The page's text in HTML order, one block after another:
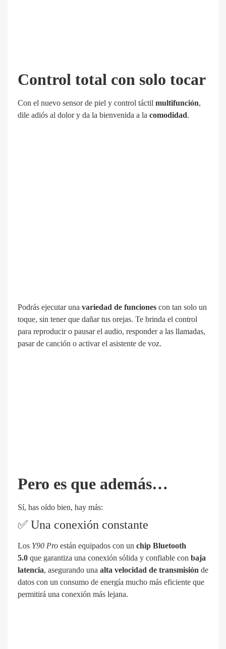
Control total con solo tocar
Con el nuevo sensor de piel y control táctil multifunción,
dile adiós al dolor y da la bienvenida a la comodidad.
Podrás ejecutar una variedad de funciones con tan solo un
toque, sin tener que dañar tus orejas. Te brinda el control
para reproducir o pausar el audio, responder a las llamadas,
pasar de canción o activar el asistente de voz.
Pero es que además…
Sí, has oído bien, hay más:
✅ Una conexión constante
Los Y90 Pro están equipados con un chip Bluetooth
5.0 que garantiza una conexión sólida y confiable con baja
latencia, asegurando una alta velocidad de transmisión de
datos con un consumo de energía mucho más eficiente que
permitirá una conexión más lejana.